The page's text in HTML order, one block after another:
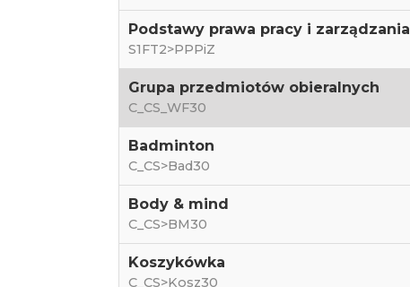
Podstawy prawa pracy i zarządzania
S1FT2>PPPiZ
Grupa przedmiotów obieralnych
C_CS_WF30
Badminton
C_CS>Bad30
Body & mind
C_CS>BM30
Koszykówka
C_CS>Kosz30